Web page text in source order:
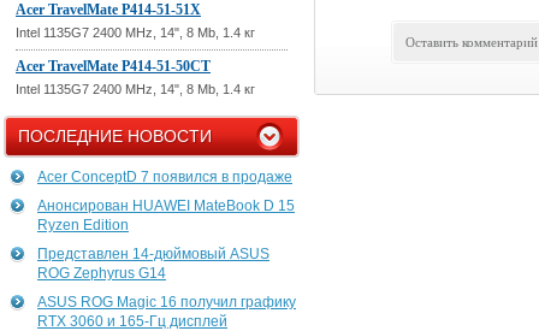
Acer TravelMate P414-51-51X
Intel 1135G7 2400 MHz, 14", 8 Mb, 1.4 кг
Acer TravelMate P414-51-50CT
Intel 1135G7 2400 MHz, 14", 8 Mb, 1.4 кг
ПОСЛЕДНИЕ НОВОСТИ
Acer ConceptD 7 появился в продаже
Анонсирован HUAWEI MateBook D 15
Ryzen Edition
Представлен 14-дюймовый ASUS
ROG Zephyrus G14
ASUS ROG Magic 16 получил графику
RTX 3060 и 165-Гц дисплей
Оставить